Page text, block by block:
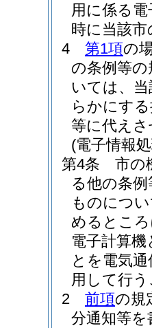
用に係る
時に当該
4
第1項の
の条例等
いては、
らかにす
等に代え
(電子情報
第4条
市の
る他の条
ものにつ
めるとこ
電子計算
とを電気
用して行
2
前項の規
分通知等